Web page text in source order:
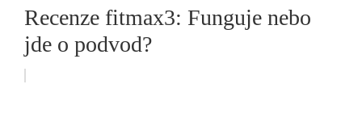
Recenze fitmax3: Funguje nebo
jde o podvod?